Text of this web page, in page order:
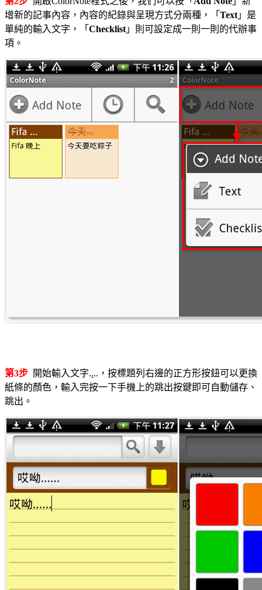
增新的記事內容，內容的紀錄與呈現方式分兩種，「 Text」是
單純的輸入文字，「 Checklist」則可設定成一則一則的代辦事
項。
第3步 開始輸入文字....，按標題列右邊的正方形按鈕可以更換
紙條的顏色，輸入完按一下手機上的跳出按鍵即可自動儲存、
跳出。